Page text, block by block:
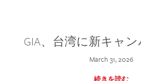
GIA、台湾に新キャ
March 31, 2026